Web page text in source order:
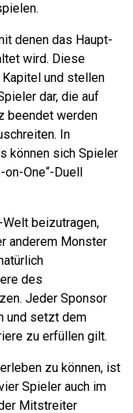
denen das Haupt-
wird. Diese
und stellen
dar, die auf
beendet werden
In
können sich Spieler
One“-Duell
beizutragen,
anderem Monster
des
Jeder Sponsor
und setzt dem
zu erfüllen gilt.
zu können, ist
Spieler auch im
Mitstreiter